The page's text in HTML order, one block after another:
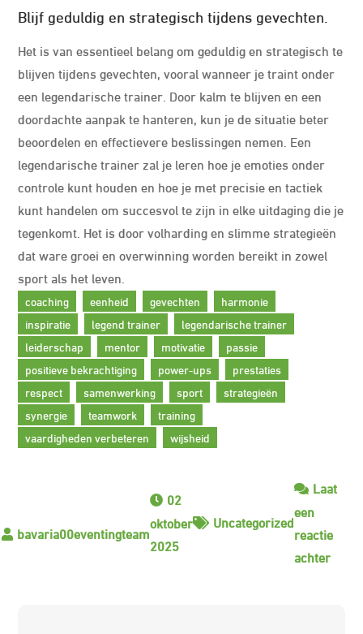
Blijf geduldig en strategisch tijdens gevechten.
Het is van essentieel belang om geduldig en strategisch te
blijven tijdens gevechten, vooral wanneer je traint onder
een legendarische trainer. Door kalm te blijven en een
doordachte aanpak te hanteren, kun je de situatie beter
beoordelen en effectievere beslissingen nemen. Een
legendarische trainer zal je leren hoe je emoties onder
controle kunt houden en hoe je met precisie en tactiek
kunt handelen om succesvol te zijn in elke uitdaging die je
tegenkomt. Het is door volharding en slimme strategieën
dat ware groei en overwinning worden bereikt in zowel
sport als het leven.
coaching eenheid gevechten
harmonie
inspiratie
legend trainer
legendarische trainer
leiderschap
mentor motivatie
passie
positieve bekrachtiging
power-ups
prestaties
respect
samenwerking sport
strategieën
synergie
teamwork
training
vaardigheden verbeteren
wijsheid
02
oktober
2025
Uncategorized
Laat
een
reactie
achterop